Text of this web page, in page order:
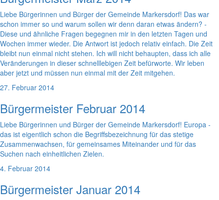
Liebe Bürgerinnen und Bürger der Gemeinde Markersdorf! Das war
schon immer so und warum sollen wir denn daran etwas ändern? -
Diese und ähnliche Fragen begegnen mir in den letzten Tagen und
Wochen immer wieder. Die Antwort ist jedoch relativ einfach. Die Zeit
bleibt nun einmal nicht stehen. Ich will nicht behaupten, dass ich alle
Veränderungen in dieser schnelllebigen Zeit befürworte. Wir leben
aber jetzt und müssen nun einmal mit der Zeit mitgehen.
27. Februar 2014
Bürgermeister Februar 2014
Liebe Bürgerinnen und Bürger der Gemeinde Markersdorf! Europa -
das ist eigentlich schon die Begriffsbezeichnung für das stetige
Zusammenwachsen, für gemeinsames Miteinander und für das
Suchen nach einheitlichen Zielen.
4. Februar 2014
Bürgermeister Januar 2014